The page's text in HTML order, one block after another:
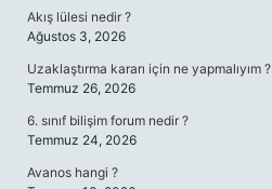
Akış lülesi nedir ?
Ağustos 3, 2026
Uzaklaştırma kararı için ne yapmalıyım ?
Temmuz 26, 2026
6. sınıf bilişim forum nedir ?
Temmuz 24, 2026
Avanos hangi ?